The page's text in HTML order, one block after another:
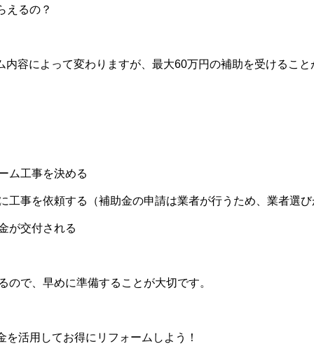
えるの？
容によって変わりますが、 最大60万円の補助を受けること
ム工事を決める
工事を依頼する （補助金の申請は業者が行うため、業者選
が交付される
で、早めに準備することが大切です。
を活用してお得にリフォームしよう！